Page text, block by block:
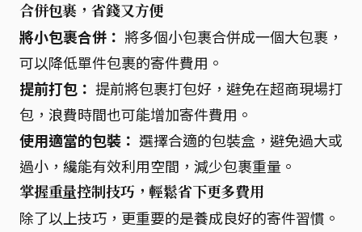
合併包裹，省錢又方便
將小包裹合併： 將多個小包裹合併成一個大包裹，
可以降低單件包裹的寄件費用。
提前打包： 提前將包裹打包好，避免在超商現場打
包，浪費時間也可能增加寄件費用。
使用適當的包裝： 選擇合適的包裝盒，避免過大或
過小，纔能有效利用空間，減少包裹重量。
掌握重量控制技巧，輕鬆省下更多費用
除了以上技巧，更重要的是養成良好的寄件習慣。